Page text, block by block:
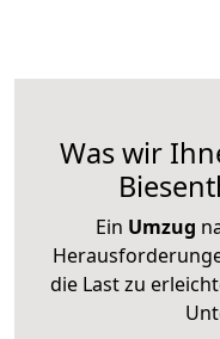
Was wir
Ein Umzug
die Last zu